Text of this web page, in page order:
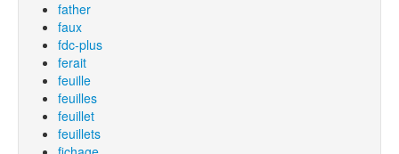
father
faux
fdc-plus
ferait
feuille
feuilles
feuillet
feuillets